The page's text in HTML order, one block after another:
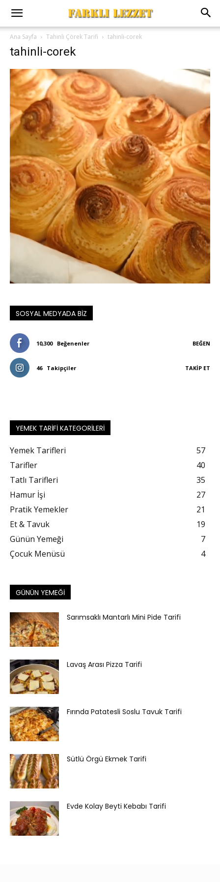
Ana Sayfa Tahinli Çörek Tarifi tahinli-corek
tahinli-corek
SOSYAL MEDYADA BIZ
10,300 Beğenenler BEĞEN
46 Takipçiler TAKIP ET
YEMEK TARIFI KATEGORILERI
Yemek Tarifleri
57
Tarifler
40
Tatlı Tarifleri
35
Hamur İşi
27
Pratik Yemekler
21
Et & Tavuk
19
Günün Yemeği
7
Çocuk Menüsü
4
GÜNÜN YEMEĞI
Sarımsaklı Mantarlı Mini Pide Tarifi
Lavaş Arası Pizza Tarifi
Fırında Patatesli Soslu Tavuk Tarifi
Sütlü Örgü Ekmek Tarifi
Evde Kolay Beyti Kebabı Tarifi